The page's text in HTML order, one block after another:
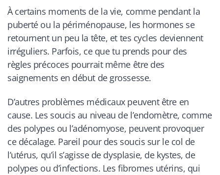
À certains moments de la vie, comme pendant la
puberté ou la périménopause, les hormones se
retournent un peu la tête, et tes cycles deviennent
irréguliers. Parfois, ce que tu prends pour des
règles précoces pourrait même être des
saignements en début de grossesse.
D’autres problèmes médicaux peuvent être en
cause. Les soucis au niveau de l’endomètre, comme
des polypes ou l’adénomyose, peuvent provoquer
ce décalage. Pareil pour des soucis sur le col de
l’utérus, qu’il s’agisse de dysplasie, de kystes, de
polypes ou d’infections. Les fibromes utérins, qui